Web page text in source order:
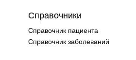
Справочники
Справочник пациента
Справочник заболеваний